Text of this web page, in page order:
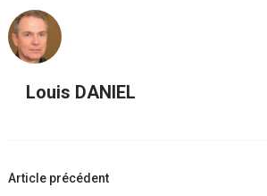
Louis DANIEL
Navigation
Article précédent